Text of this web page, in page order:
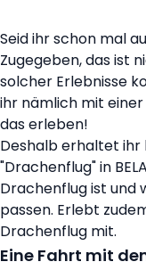
Seid ihr schon mal
Zugegeben, das ist
solcher Erlebnisse
ihr nämlich mit
das erleben!
Deshalb erhaltet
"Drachenflug" in
Drachenflug ist und
passen. Erlebt
Drachenflug mit.
Eine Fahrt mit